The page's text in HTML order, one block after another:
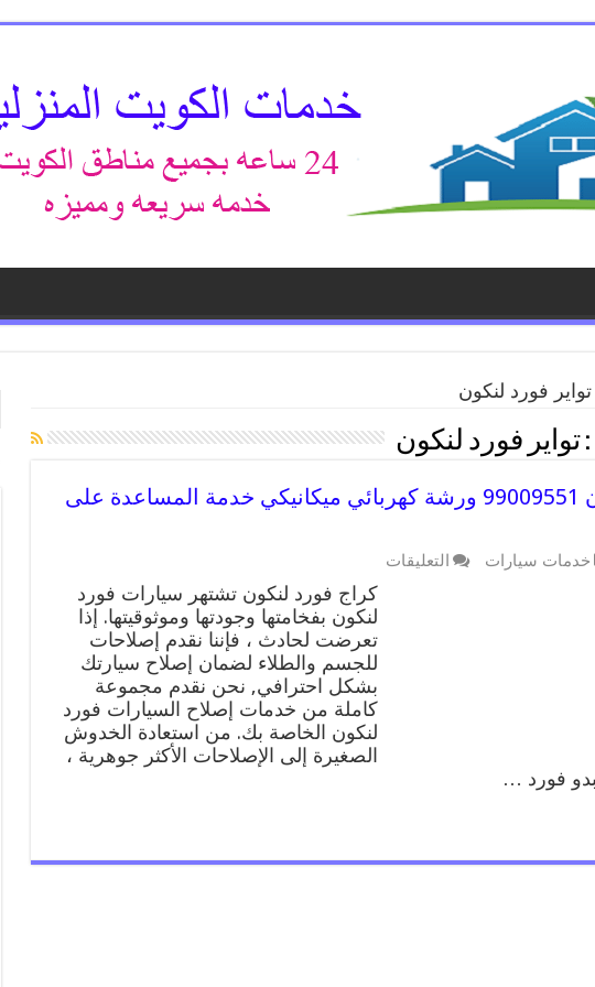
تواير فورد لنكون
:تواير فورد لنكون
كراج فورد لنكون 99009551 ورشة كهربائي ميكانيكي خدمة المساعدة على
خدمات سيارات التعليقات
فورد
لنكون
99009551
ورشة
كهربائي
ميكانيكي
خدمة
المساعدة
على
كراج فورد لنكون تشتهر سيارات فورد
لنكون بفخامتها وجودتها وموثوقيتها. إذا
تعرضت لحادث ، فإننا نقدم إصلاحات
للجسم والطلاء لضمان إصلاح سيارتك
بشكل احترافي, نحن نقدم مجموعة
كاملة من خدمات إصلاح السيارات فورد
لنكون الخاصة بك. من استعادة الخدوش
الصغيرة إلى الإصلاحات الأكثر جوهرية ،
فورد …